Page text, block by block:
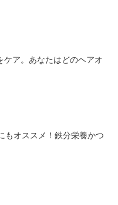
ケア。あなたはどのヘアオ
オススメ！鉄分栄養かつ